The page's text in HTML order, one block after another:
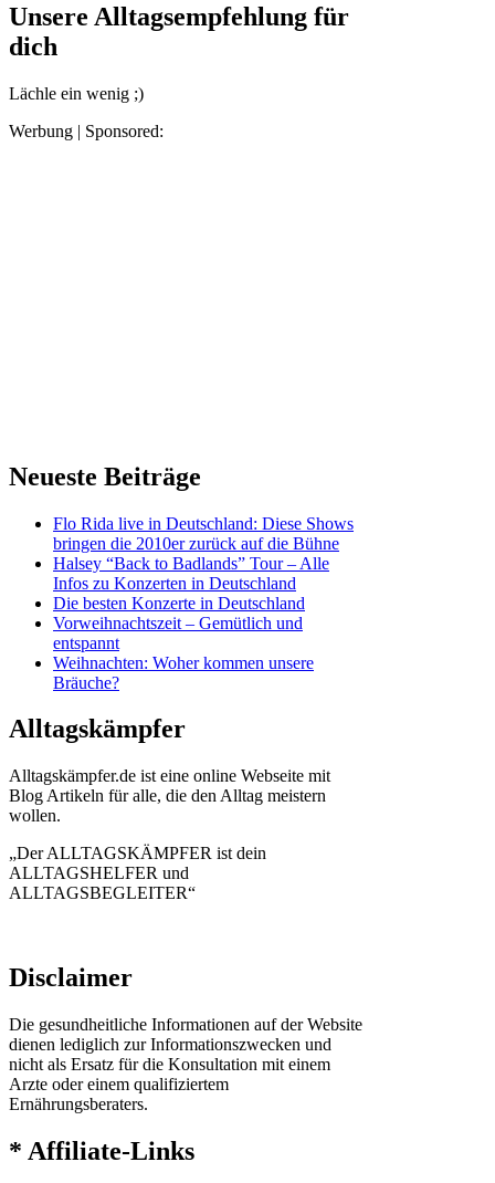
Unsere Alltagsempfehlung für
dich
Lächle ein wenig ;)
Werbung | Sponsored:
Neueste Beiträge
Flo Rida live in Deutschland: Diese Shows
bringen die 2010er zurück auf die Bühne
Halsey “Back to Badlands” Tour – Alle
Infos zu Konzerten in Deutschland
Die besten Konzerte in Deutschland
Vorweihnachtszeit – Gemütlich und
entspannt
Weihnachten: Woher kommen unsere
Bräuche?
Alltagskämpfer
Alltagskämpfer.de ist eine online Webseite mit
Blog Artikeln für alle, die den Alltag meistern
wollen.
„Der ALLTAGSKÄMPFER ist dein
ALLTAGSHELFER und
ALLTAGSBEGLEITER“
Disclaimer
Die gesundheitliche Informationen auf der Website
dienen lediglich zur Informationszwecken und
nicht als Ersatz für die Konsultation mit einem
Arzte oder einem qualifiziertem
Ernährungsberaters.
* Affiliate-Links